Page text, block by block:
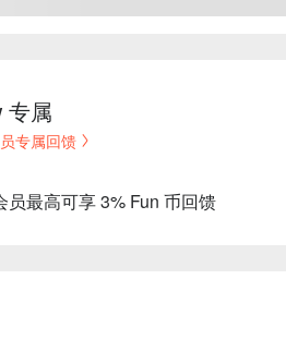
专属
专属回馈
员最高可享 3% Fun 币回馈